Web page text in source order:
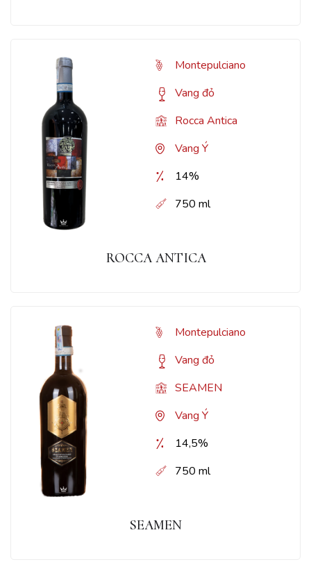
Montepulciano
Vang đỏ
Rocca Antica
Vang Ý
14%
750 ml
ROCCA ANTICA
Montepulciano
Vang đỏ
SEAMEN
Vang Ý
14,5%
750 ml
SEAMEN